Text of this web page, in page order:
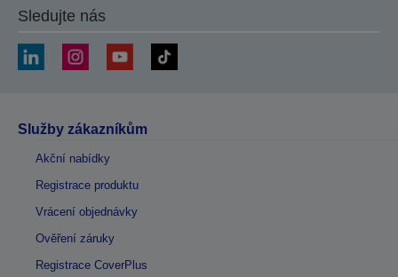
Sledujte nás
Služby zákazníkům
Akční nabídky
Registrace produktu
Vrácení objednávky
Ověření záruky
Registrace CoverPlus